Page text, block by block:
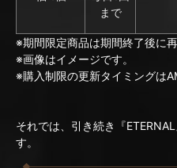
まで
※期間限定商品は期間終了後に
※画像はイメージです。
※購入制限の更新タイミングは
それでは、引き続き『
す。